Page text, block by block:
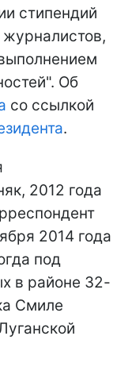
стипендий
Об
со ссылкой
.
2012 года
2014 года
под
в районе 32-
Смиле